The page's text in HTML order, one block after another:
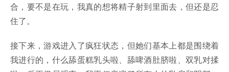
合，要不是在玩，我真的想将精子射到里面去，但还是忍
住了。
接下来，游戏进入了疯狂状态，但她们基本上都是围绕着
我进行的，什么舔蛋糕乳头啦、舔啤酒肚脐啦、双乳对揉